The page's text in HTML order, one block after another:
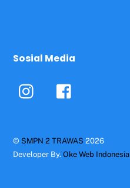
Sosial Media
© SMPN 2 TRAWAS 2026
Developer By.Oke Web Indonesia